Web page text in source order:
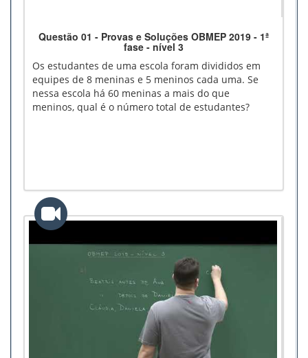
Questão 01 - Provas e Soluções OBMEP 2019 - 1ª
fase - nível 3
Os estudantes de uma escola foram divididos em
equipes de 8 meninas e 5 meninos cada uma. Se
nessa escola há 60 meninas a mais do que
meninos, qual é o número total de estudantes?